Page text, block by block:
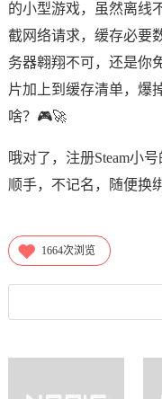
的小型游戏，虽然离线
截网络请求，缓存必要
务器翱翔不可，还是你
片加上到缓存清单，
啥？🎮🚀
哦对了，注册Steam小
顺手，不记名，随便换
1664次浏览